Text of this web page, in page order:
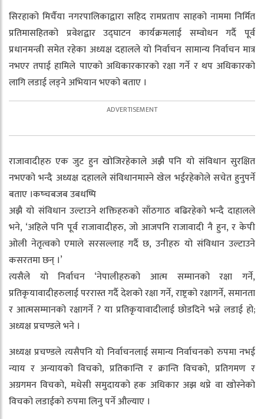
सिरहाको मिर्चैया नगरपालिकाद्वारा सहिद रामप्रताप साहको नाममा निर्मित
प्रतिमासहितको प्रवेशद्वार उद्घाटन कार्यक्रमलाई सम्वोधन गर्दै पूर्व
प्रधानमन्त्री समेत रहेका अध्यक्ष दहालले यो निर्वाचन सामान्य निर्वाचन मात्र
नभएर तपाई हामिले पाएको अधिकारकारको रक्षा गर्ने र थप अधिकारको
लागि लडाई लड्ने अभियान भएको बताए ।
राजावादीहरु एक जुट हुन खोजिरहेकाले अझै पनि यो संविधान सुरक्षित
नभएको भन्दै अध्यक्ष दहालले संविधानमास्ने खेल भईरहेकोले सचेत हुनुपर्ने
बताए ।कष्चबजब उबधष्पि
अझै यो संविधान उल्टाउने शक्तिहरुको साँठगाठ बढिरहेको भन्दै दाहालले
भने, ‘अहिले पनि पूर्व राजावादीहरु, जो आजपनि राजावादी नै हुन, र केपी
ओली नेतृत्वको एमाले सरसल्लाह गर्दै छ, उनीहरु यो संविधान उल्टाउने
कसरतमा छन् ।’
त्यसैले यो निर्वाचन ‘नेपालीहरुको आत्म सम्मानको रक्षा गर्ने,
प्रतिकृयावादीहरुलाई पररास्त गर्दै देशको रक्षा गर्ने, राष्ट्रको रक्षागर्ने, समानता
र आत्मसम्मानको रक्षागर्ने ? या प्रतिकृयावादीलाई छोडदिने भन्ने लडाई हो;
अध्यक्ष प्रचण्डले भने ।
अध्यक्ष प्रचण्डले त्यसैपनि यो निर्वाचनलाई समान्य निर्वाचनको रुपमा नभई
न्याय र अन्यायको विचको, प्रतिकान्ति र क्रान्ति विचको, प्रतिगमण र
अग्रगमन विचको, मधेसी समुदायको हक अधिकार अझ थप्ने वा खोस्नेको
विचको लडाईको रुपमा लिनु पर्ने औल्याए ।